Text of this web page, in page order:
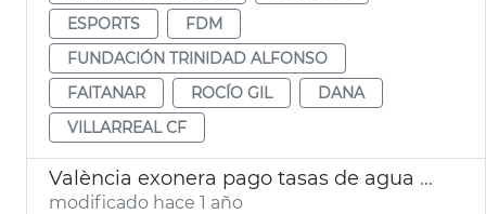
ESPORTS
FDM
FUNDACIÓN TRINIDAD ALFONSO
FAITANAR
ROCÍO GIL
DANA
VILLARREAL CF
València exonera pago tasas de agua y alcantarillado a pedanías afectadas por dana
modificado hace 1 año